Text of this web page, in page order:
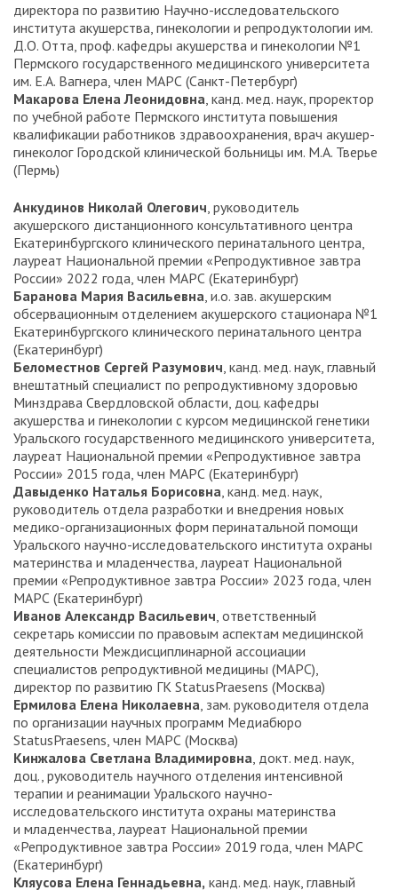
директора по развитию Научно-исследовательского
института акушерства, гинекологии и репродуктологии им.
Д. О. Отта, проф. кафедры акушерства и гинекологии №1
Пермского государственного медицинского университета
им. Е. А. Вагнера, член МАРС (Санкт-Петербург)
Макарова Елена Леонидовна, канд. мед. наук, проректор
по учебной работе Пермского института повышения
квалификации работников здравоохранения, врач акушер-
гинеколог Городской клинической больницы им. М.А. Тверье
(Пермь)
Анкудинов Николай Олегович, руководитель
акушерского дистанционного консультативного центра
Екатеринбургского клинического перинатального центра,
лауреат Национальной премии «Репродуктивное завтра
России» 2022 года, член МАРС (Екатеринбург)
Баранова Мария Васильевна, и.о. зав. акушерским
обсервационным отделением акушерского стационара №1
Екатеринбургского клинического перинатального центра
(Екатеринбург)
Беломестнов Сергей Разумович, канд. мед. наук, главный
внештатный специалист по репродуктивному здоровью
Минздрава Свердловской области, доц. кафедры
акушерства и гинекологии с курсом медицинской генетики
Уральского государственного медицинского университета,
лауреат Национальной премии «Репродуктивное завтра
России» 2015 года, член МАРС (Екатеринбург)
Давыденко Наталья Борисовна, канд. мед. наук,
руководитель отдела разработки и внедрения новых
медико-организационных форм перинатальной помощи
Уральского научно-исследовательского института охраны
материнства и младенчества, лауреат Национальной
премии «Репродуктивное завтра России» 2023 года, член
МАРС (Екатеринбург)
Иванов Александр Васильевич, ответственный
секретарь комиссии по правовым аспектам медицинской
деятельности Междисциплинарной ассоциации
специалистов репродуктивной медицины (МАРС),
директор по развитию ГК StatusPraesens (Москва)
Ермилова Елена Николаевна, зам. руководителя отдела
по организации научных программ Медиабюро
StatusPraesens, член МАРС (Москва)
Кинжалова Светлана Владимировна, докт. мед. наук,
доц., руководитель научного отделения интенсивной
терапии и реанимации Уральского научно-
исследовательского института охраны материнства
и младенчества, лауреат Национальной премии
«Репродуктивное завтра России» 2019 года, член МАРС
(Екатеринбург)
Кляусова Елена Геннадьевна, канд. мед. наук, главный